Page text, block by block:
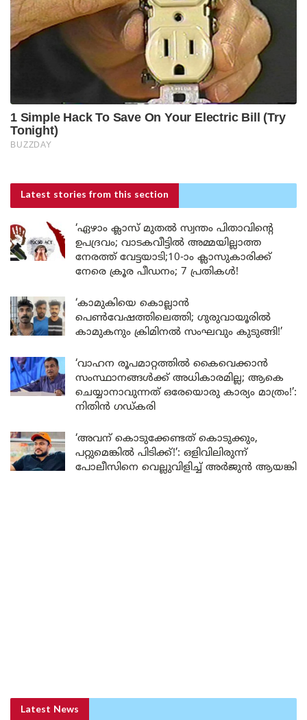
Latest stories from this section
‘ഏഴാം ക്ലാസ് മുതൽ സ്വന്തം പിതാവിന്റെ
ഉപദ്രവം; വാടകവീട്ടിൽ അമ്മയില്ലാത്ത
നേരത്ത് വേട്ടയാടി;10-ാം ക്ലാസുകാരിക്ക്
നേരെ ക്രൂര പീഡനം; 7 പ്രതികൾ!
‘കാമുകിയെ കൊല്ലാൻ
പെൺവേഷത്തിലെത്തി; ഗുരുവായൂരിൽ
കാമുകനും ക്രിമിനൽ സംഘവും കുടുങ്ങി!’
‘വാഹന രൂപമാറ്റത്തിൽ കൈവെക്കാൻ
സംസ്ഥാനങ്ങൾക്ക് അധികാരമില്ല; ആകെ
ചെയ്യാനാവുന്നത് ഒരേയൊരു കാര്യം മാത്രം!’:
നിതിൻ ഗഡ്കരി
‘അവന് കൊടുക്കേണ്ടത് കൊടുക്കും,
പറ്റുമെങ്കിൽ പിടിക്ക്!’: ഒളിവിലിരുന്ന്
പോലീസിനെ വെല്ലുവിളിച്ച് അർജുൻ ആയങ്കി
Latest News